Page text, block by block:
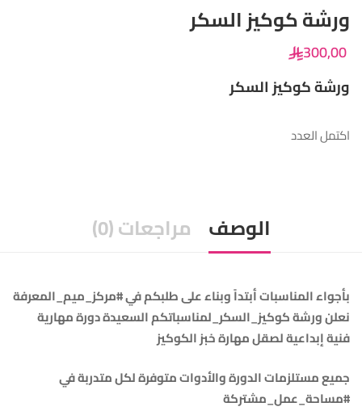
ورشة كوكيز السكر
300,00
ورشة كوكيز السكر
اكتمل العدد
الوصف مراجعات (0)
بأجواء المناسبات أبتداً وبناء على طلبكم في #مركز_ميم_المعرفة
نعلن ورشة كوكيز_السكر_لمناسباتكم السعيدة دورة مهارية
فنية إبداعية لصقل مهارة خبز الكوكيز
جميع مستلزمات الدورة والأدوات متوفرة لكل متدربة في
#مساحة_عمل_مشتركة